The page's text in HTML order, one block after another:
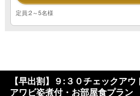
定員:2～5名様
【早出割】９:３０チェックアウ
アワビ姿煮付・お部屋食プラン